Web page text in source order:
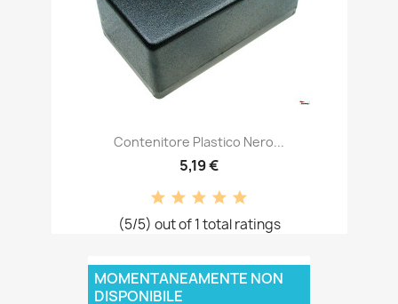
Contenitore Plastico Nero...
5,19 €
(5/5) out of 1 total ratings
MOMENTANEAMENTE NON
DISPONIBILE